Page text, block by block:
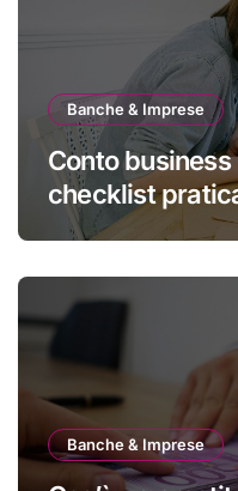
Banche & Imprese
Conto
checklist
giusto
Banche & Imprese